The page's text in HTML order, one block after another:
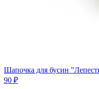
Шапочка для бусин
90 ₽